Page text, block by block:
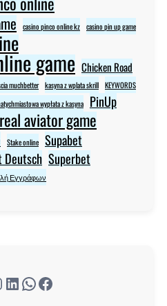
casino pinco online kz casino pin up game
game Chicken Road
muchbetter kasyna z wplata skrill KEYWORDS
wypłata z kasyna PinUp
real aviator game
Stake online Supabet
Deutsch Superbet
Εγγράφων
LinkedIn WhatsApp Facebook